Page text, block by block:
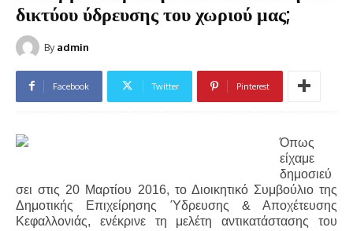
δικτύου ύδρευσης του χωριού μας;
By admin
Facebook Twitter Pinterest
Όπως
είχαμε
δημοσιεύ
σει στις 20 Μαρτίου 2016, το Διοικητικό Συμβούλιο της
Δημοτικής Επιχείρησης Ύδρευσης & Αποχέτευσης
Κεφαλλονιάς, ενέκρινε τη μελέτη αντικατάστασης του